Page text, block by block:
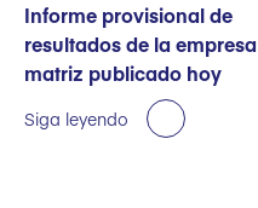
Informe provisional de
resultados de la empresa
matriz publicado hoy
Siga leyendo